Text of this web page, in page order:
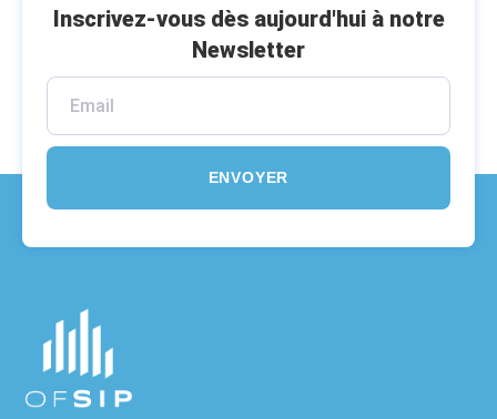
Inscrivez-vous dès aujourd'hui à notre
Newsletter
ENVOYER